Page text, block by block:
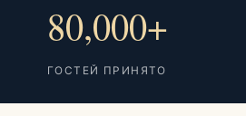
80,000+
ГОСТЕЙ ПРИНЯТО